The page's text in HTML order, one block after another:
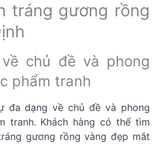
tráng gương rồng
chủ đề và phong
phẩm tranh
đa dạng về chủ đề và phong
tranh. Khách hàng có thể tìm
gương rồng vàng đẹp mắt